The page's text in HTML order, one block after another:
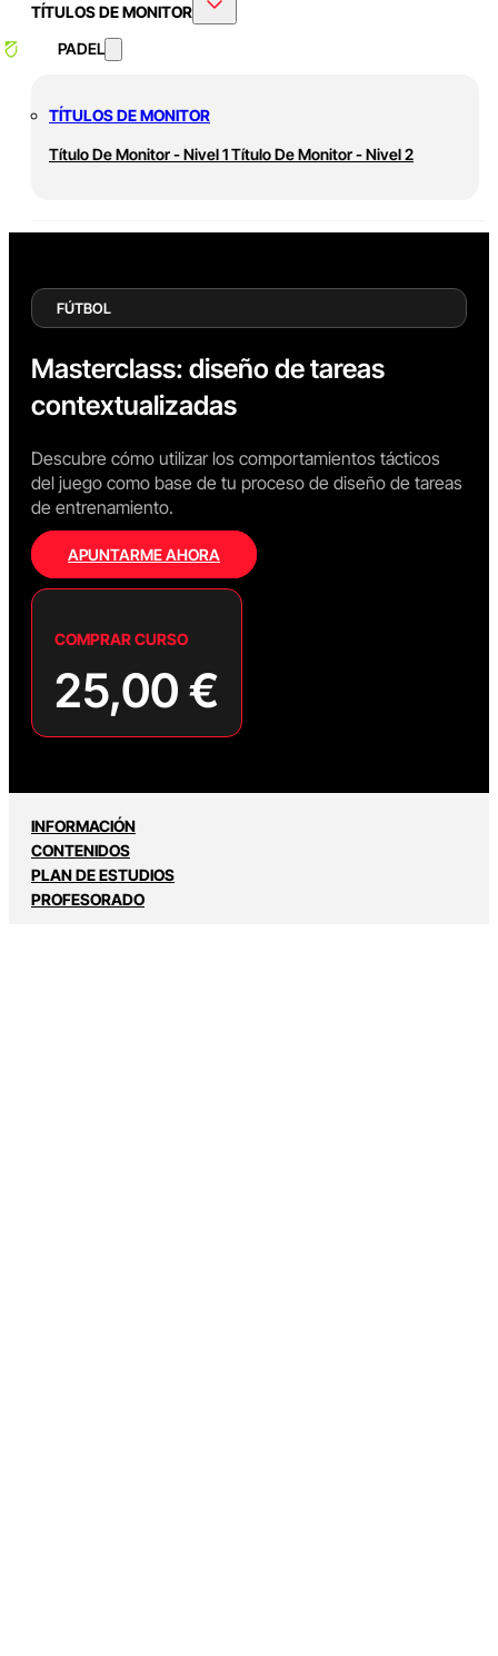
TÍTULOS DE MONITOR
PADEL
TÍTULOS DE MONITOR
Título De Monitor - Nivel 1Título De Monitor - Nivel 2
FÚTBOL
Masterclass: diseño de tareas
contextualizadas
Descubre cómo utilizar los comportamientos tácticos
del juego como base de tu proceso de diseño de tareas
de entrenamiento.
APUNTARME AHORA
COMPRAR CURSO
25,00€
INFORMACIÓN
CONTENIDOS
PLAN DE ESTUDIOS
PROFESORADO